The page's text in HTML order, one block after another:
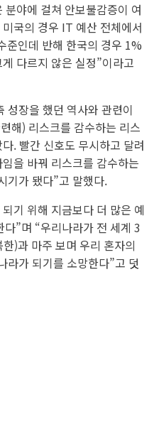
야에 걸쳐 안보불감증이 여
국의 경우 IT 예산 전체에서
준인데 반해 한국의 경우 1%
다르지 않은 실정”이라고
성장을 했던 역사와 관련이
해) 리스크를 감수하는 리스
. 빨간 신호도 무시하고 달려
을 바꿔 리스크를 감수하는
기가 됐다”고 말했다.
기 위해 지금보다 더 많은 예
”며 “우리나라가 전 세계 3
)과 마주 보며 우리 혼자의
라가 되기를 소망한다”고 덧